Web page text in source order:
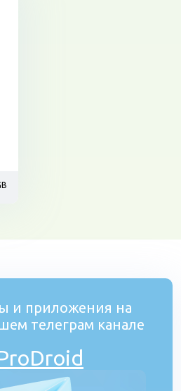
и приложения на
телеграм канале